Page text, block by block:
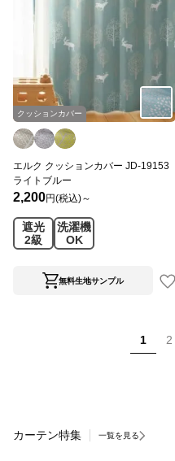
クッションカバー
エルク クッションカバー JD-19153
ライトブルー
2,200円(税込)～
遮光
2級
洗濯機
OK
無料生地サンプル
1 2
カーテン特集 一覧を見る